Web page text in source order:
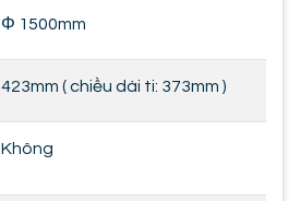
Φ 1500mm
423mm ( chiều dài ti: 373mm )
Không